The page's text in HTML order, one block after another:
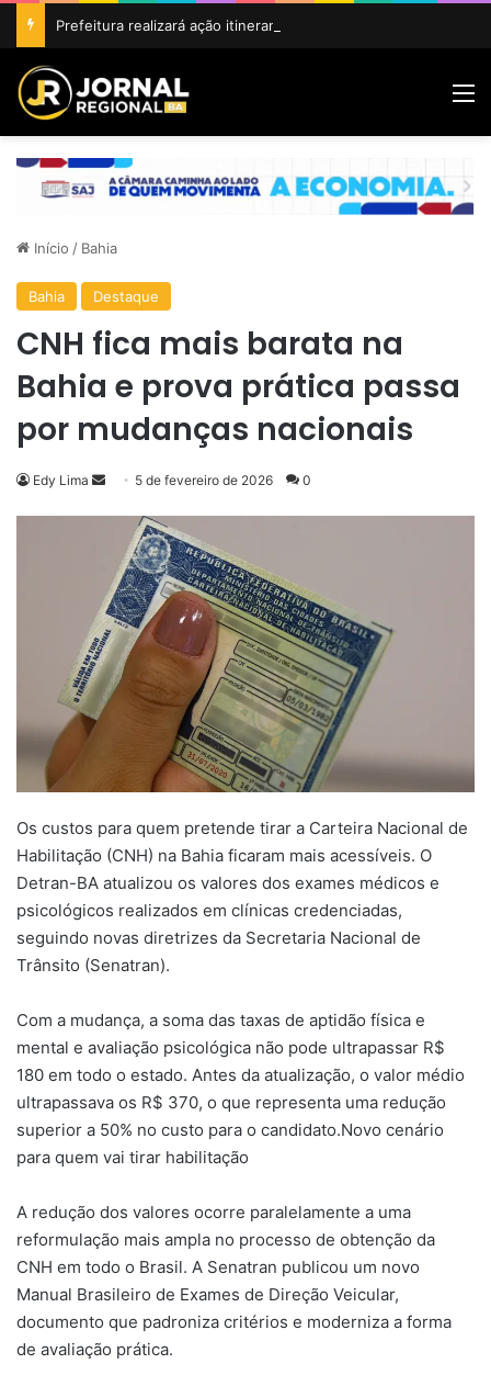
Início / Bahia
Bahia Destaque
CNH fica mais barata na
Bahia e prova prática passa
por mudanças nacionais
Edy Lima
Mande
mail
5 de fevereiro de 2026 0
Os custos para quem pretende tirar a Carteira Nacional de
Habilitação (CNH) na Bahia ficaram mais acessíveis. O
Detran-BA atualizou os valores dos exames médicos e
psicológicos realizados em clínicas credenciadas,
seguindo novas diretrizes da Secretaria Nacional de
Trânsito (Senatran).
Com a mudança, a soma das taxas de aptidão física e
mental e avaliação psicológica não pode ultrapassar R$
180 em todo o estado. Antes da atualização, o valor médio
ultrapassava os R$ 370, o que representa uma redução
superior a 50% no custo para o candidato.Novo cenário
para quem vai tirar habilitação
A redução dos valores ocorre paralelamente a uma
reformulação mais ampla no processo de obtenção da
CNH em todo o Brasil. A Senatran publicou um novo
Manual Brasileiro de Exames de Direção Veicular,
documento que padroniza critérios e moderniza a forma
de avaliação prática.